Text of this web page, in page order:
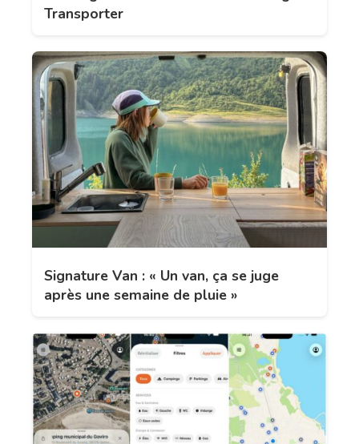
Transporter
Signature Van : « Un van, ça se juge
après une semaine de pluie »